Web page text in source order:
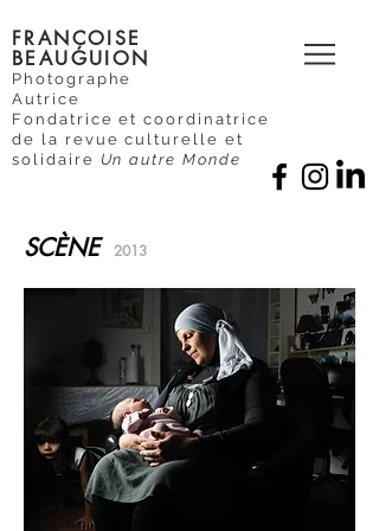
FRANÇOISE
BEAUGUION
Photographe
Autrice
Fondatrice et coordinatrice
de la revue culturelle et
solidaire Un autre Monde
SCÈNE 2013